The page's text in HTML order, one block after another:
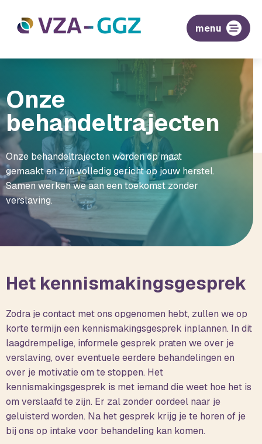
menu
Onze
behandeltrajecten
Onze behandeltrajecten worden op maat
gemaakt en zijn volledig gericht op jouw herstel.
Samen werken we aan een toekomst zonder
verslaving.
Het kennismakingsgesprek
Zodra je contact met ons opgenomen hebt, zullen we op
korte termijn een kennismakingsgesprek inplannen. In dit
laagdrempelige, informele gesprek praten we over je
verslaving, over eventuele eerdere behandelingen en
over je motivatie om te stoppen. Het
kennismakingsgesprek is met iemand die weet hoe het is
om verslaafd te zijn. Er zal zonder oordeel naar je
geluisterd worden. Na het gesprek krijg je te horen of je
bij ons op intake voor behandeling kan komen.